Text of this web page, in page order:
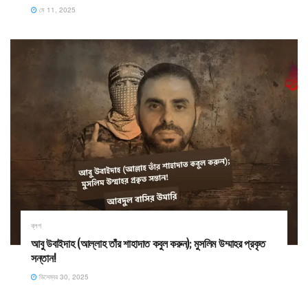
মে 11, 2025
ব্লগ
​আবু উবাইদাহ (আল্লাহ তাঁর শাহাদাত কবুল করুন); মুসলিম উম্মাহর প্রকৃত
সন্তান!
ডিসেম্বর 30, 2025